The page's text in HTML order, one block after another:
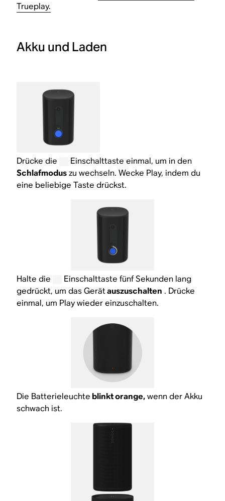
Trueplay.
Akku und Laden
Drücke die
Einschalttaste einmal, um in den
Schlafmoduszu wechseln. Wecke Play, indem du
eine beliebige Taste drückst.
Halte die
Einschalttaste fünf Sekunden lang
gedrückt, um das Gerätauszuschalten . Drücke
einmal, um Play wieder einzuschalten.
Die Batterieleuchte blinkt orange,wenn der Akku
schwach ist.